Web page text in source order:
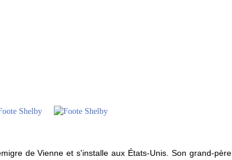
de Vienne et s'installe aux États-Unis. Son grand-père